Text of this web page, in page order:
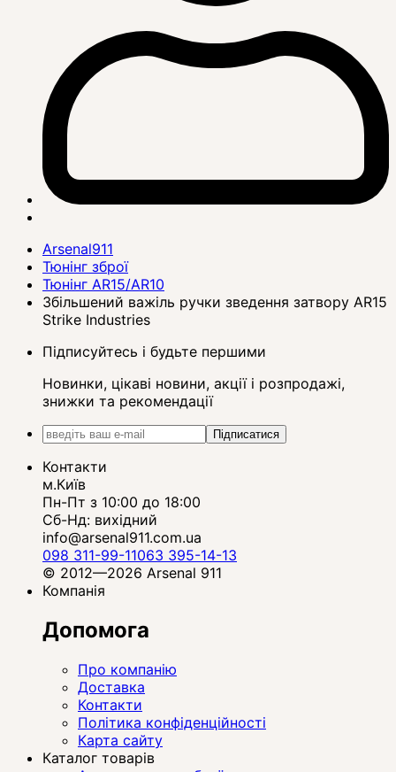
Arsenal911
Тюнінг зброї
Тюнінг AR15/AR10
Збільшений важіль ручки зведення затвору AR15
Strike Industries
Підписуйтесь і будьте першими
Новинки, цікаві новини, акції і розпродажі,
знижки та рекомендації
Підписатися
Контакти
м.Київ
Пн-Пт з 10:00 до 18:00
Сб-Нд: вихідний
info@arsenal911.com.ua
098 311-99-11063 395-14-13
© 2012—2026 Arsenal 911
Компанія
Допомога
Про компанію
Доставка
Контакти
Політика конфіденційності
Карта сайту
Каталог товарів